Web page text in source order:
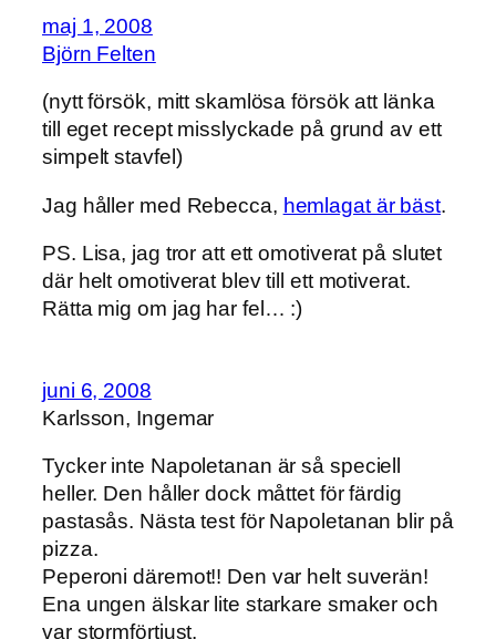
maj 1, 2008
Björn Felten
(nytt försök, mitt skamlösa försök att länka
till eget recept misslyckade på grund av ett
simpelt stavfel)
Jag håller med Rebecca, hemlagat är bäst.
PS. Lisa, jag tror att ett omotiverat på slutet
där helt omotiverat blev till ett motiverat.
Rätta mig om jag har fel… :)
juni 6, 2008
Karlsson, Ingemar
Tycker inte Napoletanan är så speciell
heller. Den håller dock måttet för färdig
pastasås. Nästa test för Napoletanan blir på
pizza.
Peperoni däremot!! Den var helt suverän!
Ena ungen älskar lite starkare smaker och
var stormförtjust.